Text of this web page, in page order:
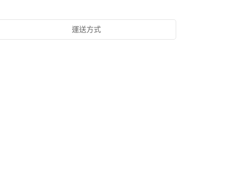
運送方式